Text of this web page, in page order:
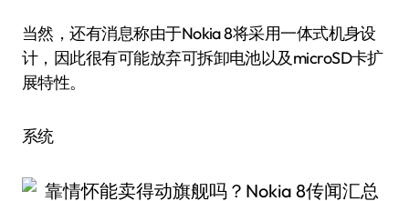
当然，还有消息称由于Nokia 8将采用一体式机身设
计，因此很有可能放弃可拆卸电池以及microSD卡扩
展特性。
系统